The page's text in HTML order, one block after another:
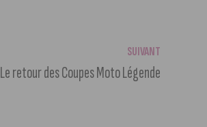
SUIVANT
Le retour des Coupes Moto Légende